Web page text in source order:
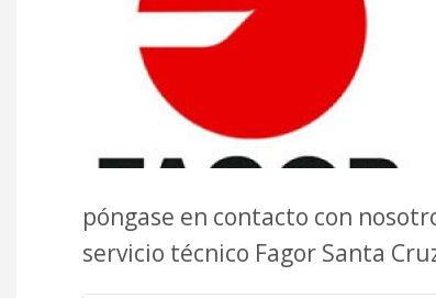
póngase en contacto con
servicio técnico Fagor Santa